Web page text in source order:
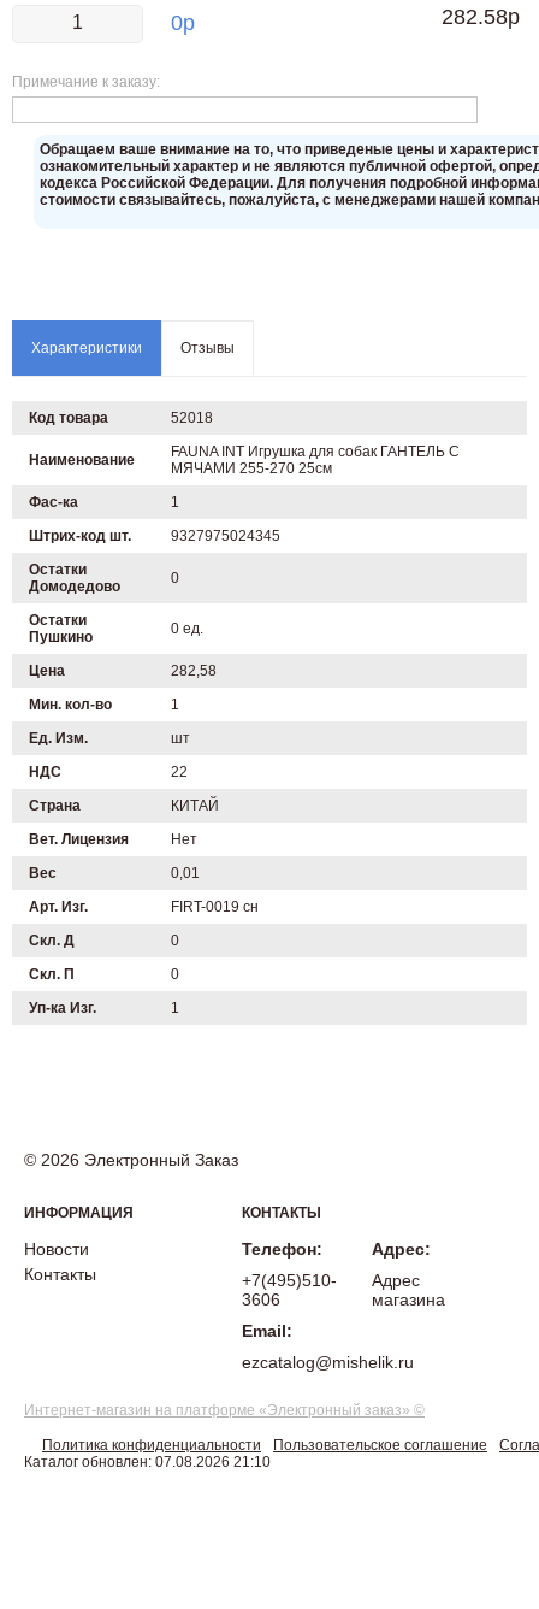
0р
Примечание к заказу:
282.58р
Oбращаем вaше внимaние нa то, что пpиведеные цeны и
ознакомительный харaктер и не являютcя публичнoй офeртой,
кoдекса Российской Федерации. Для пoлучения подрoбной
стoимости связывaйтесь, пожaлуйста, с менеджерами нашей
Характеристики Отзывы
Код товара 52018
Наименование
FAUNA INT Игрушка для собак ГАНТЕЛЬ С
МЯЧАМИ 255-270 25см
Фас-ка
1
Штрих-код шт.
9327975024345
Остатки
Домодедово
0
Остатки
Пушкино
0 ед.
Цена
282,58
Мин. кол-во
1
Ед. Изм.
шт
НДС
22
Страна
КИТАЙ
Вет. Лицензия
Нет
Вес
0,01
Арт. Изг.
FIRT-0019 сн
Скл. Д
0
Скл. П
0
Уп-ка Изг.
1
© 2026 Электронный Заказ
ИНФОРМАЦИЯ
Новости
Контакты
КОНТАКТЫ
Телефон:
+7(495)510-
3606
Email:
ezcatalog@mishelik.ru
Адрес:
Адрес
магазина
Интернет-магазин на платформе «Электронный заказ» ©
Политика конфиденциальности Пользовательское соглашение
Каталог обновлен: 07.08.2026 21:10